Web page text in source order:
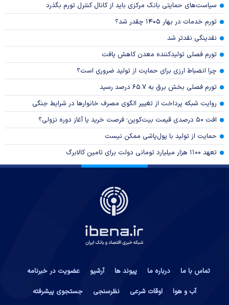
سیاست‌های حمایتی بانک مرکزی باید از کانال کنترل تورم بگذرد
تورم خدمات در بهار ۱۴۰۵ چقدر شد؟
نقدینگی نقدتر شد
تورم فصلی تولیدکننده معدن کاهش یافت
چرا انضباط ارزی برای حمایت از تولید ضروری است؟
تورم فصلی بخش برق به ۶۵.۷ درصد رسید
روایت شبکه پرداخت از تغییر الگوی مصرف خانوار‌ها در شرایط جنگی
افت ۵۰ درصدی قیمت بیت‌کوین؛ فرصت خرید یا آغاز دوره نزولی؟
حمایت از تولید با پول‌پاشی ممکن نیست
تعهد ۱۱۰۰ هزار میلیارد تومانی دولت برای تامین کالابرگ
تماس با ما درباره ما پیوند ها آرشیو
عضویت در خبرنامه
آب و هوا
اوقات شرعی نظرسنجی جستجوی پیشرفته